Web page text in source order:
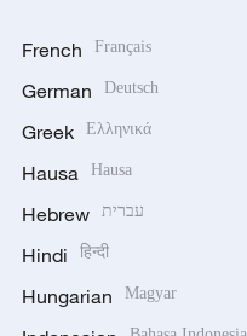
French Français
German Deutsch
Greek Ελληνικά
Hausa Hausa
Hebrew עברית
Hindi हिन्दी
Hungarian Magyar